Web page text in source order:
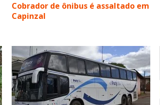
Cobrador de ônibus é assaltado em
Capinzal